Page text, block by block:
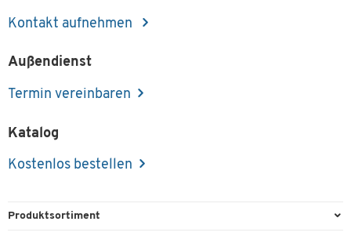
Kontakt aufnehmen
Außendienst
Termin vereinbaren
Katalog
Kostenlos bestellen
Produktsortiment